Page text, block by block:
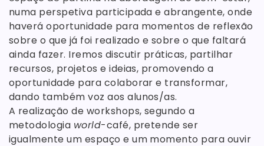
numa perspetiva participada e abrangente, onde
haverá oportunidade para momentos de reflexão
sobre o que já foi realizado e sobre o que faltará
ainda fazer. Iremos discutir práticas, partilhar
recursos, projetos e ideias, promovendo a
oportunidade para colaborar e transformar,
dando também voz aos alunos/as.
A realização de workshops, segundo a
metodologia world-café, pretende ser
igualmente um espaço e um momento para ouvir